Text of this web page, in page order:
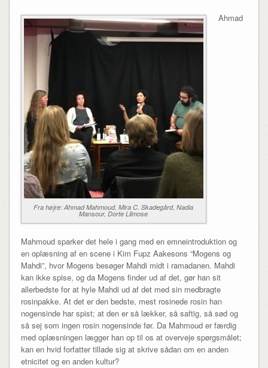
Fra højre: Ahmad Mahmoud, Mira C. Skadegård, Nadia
Mansour, Dorte Lilmose
Ahmad
Mahmoud sparker det hele i gang med en emneintroduktion og
en oplæsning af en scene i Kim Fupz Aakesons “Mogens og
Mahdi”, hvor Mogens besøger Mahdi midt i ramadanen. Mahdi
kan ikke spise, og da Mogens finder ud af det, gør han sit
allerbedste for at hyle Mahdi ud af det med sin medbragte
rosinpakke. At det er den bedste, mest rosinede rosin han
nogensinde har spist; at den er så lækker, så saftig, så sød og
så sej som ingen rosin nogensinde før. Da Mahmoud er færdig
med oplæsningen lægger han op til os at overveje spørgsmålet;
kan en hvid forfatter tillade sig at skrive sådan om en anden
etnicitet og en anden kultur?